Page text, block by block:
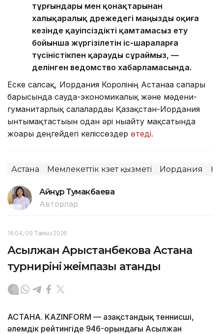
тұрғындары мен қонақтарынан
халықаралық дәрежедегі маңызды оқиға
кезінде қауіпсіздікті қамтамасыз ету
бойынша жүргізілетін іс-шараларға
түсіністікпен қарауды сұраймыз, —
делінген ведомство хабарламасында.
Еске салсақ, Иордания Королінің Астанаға сапары
барысында сауда-экономикалық және мәдени-
гуманитарлық салалардағы Қазақстан-Иордания
ынтымақтастығын одан әрі нығайту мақсатында
жоғары деңгейдегі келіссөздер өтеді.
Астана Мемлекеттік күзет қызметі Иордания
Айнұр Тумакбаева
Авторлар
16:04, 09 Тамыз 2026
Асылжан Арыстанбекова Астана
турнирінің жеңімпазы атанды
АСТАНА. KAZINFORM — Қазақстандық теннисші,
әлемдік рейтингіде 946-орындағы Асылжан